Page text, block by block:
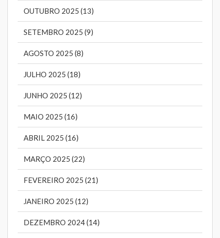
OUTUBRO 2025 (13)
SETEMBRO 2025 (9)
AGOSTO 2025 (8)
JULHO 2025 (18)
JUNHO 2025 (12)
MAIO 2025 (16)
ABRIL 2025 (16)
MARÇO 2025 (22)
FEVEREIRO 2025 (21)
JANEIRO 2025 (12)
DEZEMBRO 2024 (14)